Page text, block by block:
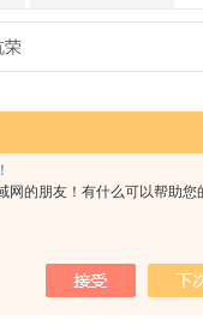
网的朋友！有什么可以帮助您
荣
是构成电容器的一个极
移向接近开关时，不论
头相连的电路状态也随
体或粉状物等。